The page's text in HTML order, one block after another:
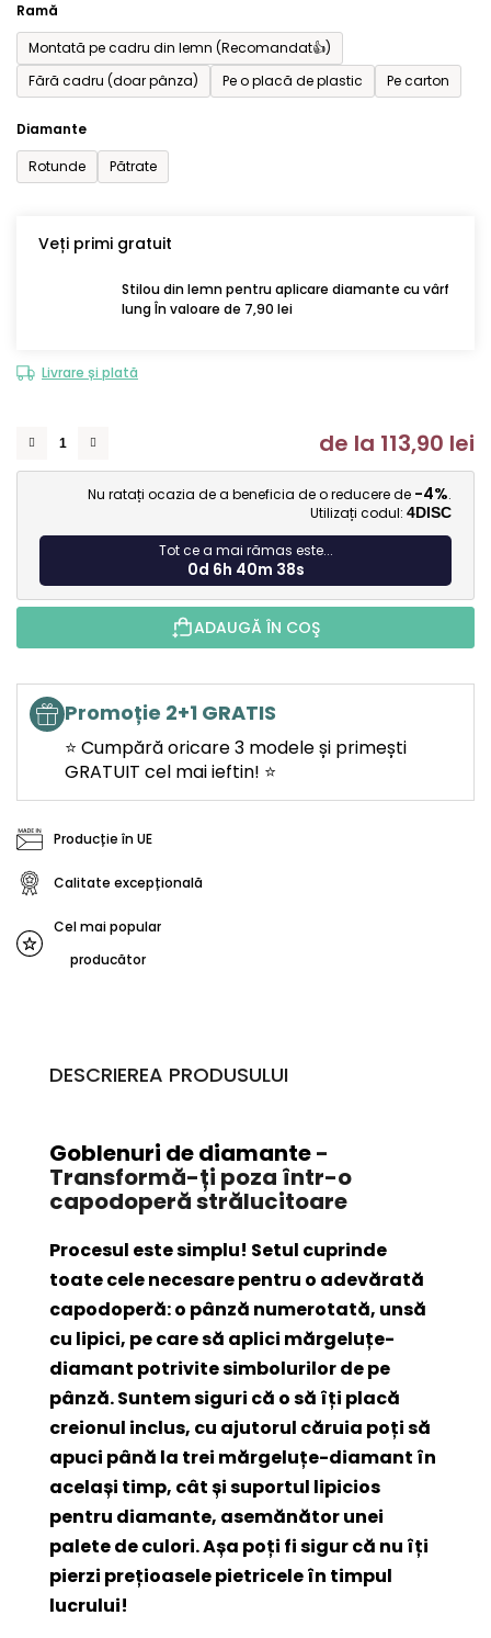
Ramă
Montată pe cadru din lemn (Recomandat👍)
Fără cadru (doar pânza)
Pe o placă de plastic Pe carton
Diamante
Rotunde
Pătrate
Veți primi gratuit
Stilou din lemn pentru aplicare diamante cu vârf
lung În valoare de 7,90 lei
Livrare și plată
de la 113,90 lei
Nu ratați ocazia de a beneficia de o reducere de -4%.
Utilizați codul: 4DISC
Tot ce a mai rămas este...
0d 6h 40m 36s
ADAUGĂ ÎN COŞ
Promoție 2+1 GRATIS
⭐ Cumpără oricare 3 modele și primești
GRATUIT cel mai ieftin! ⭐
Producție în UE
Calitate excepțională
Cel mai popular
producător
DESCRIEREA PRODUSULUI
Goblenuri de diamante-
Transformă-ți poza într-o
capodoperă strălucitoare
Procesul este simplu! Setul cuprinde
toate cele necesare pentru o adevărată
capodoperă: o pânză numerotată, unsă
cu lipici, pe care să aplici mărgeluțe-
diamant potrivite simbolurilor de pe
pânză. Suntem siguri că o să îți placă
creionul inclus, cu ajutorul căruia poți să
apuci până la trei mărgeluțe-diamant în
același timp, cât și suportul lipicios
pentru diamante, asemănător unei
palete de culori. Așa poți fi sigur că nu îți
pierzi prețioasele pietricele în timpul
lucrului!